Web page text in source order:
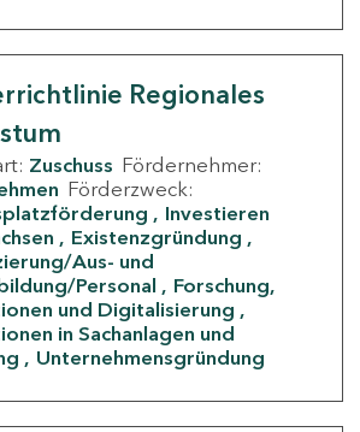
Regionales
Zuschuss Fördernehmer:
Förderzweck:
Investieren
Existenzgründung
Aus- und
Personal
Forschung,
und Digitalisierung
in Sachanlagen und
Unternehmensgründung